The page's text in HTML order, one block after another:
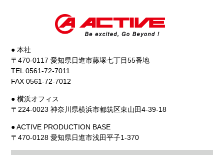
● 本社
〒470-0117 愛知県日進市藤塚七丁目55番地
TEL 0561-72-7011
FAX 0561-72-7012
● 横浜オフィス
〒224-0023 神奈川県横浜市都筑区東山田4-39-18
● ACTIVE PRODUCTION BASE
〒470-0128 愛知県日進市浅田平子1-370